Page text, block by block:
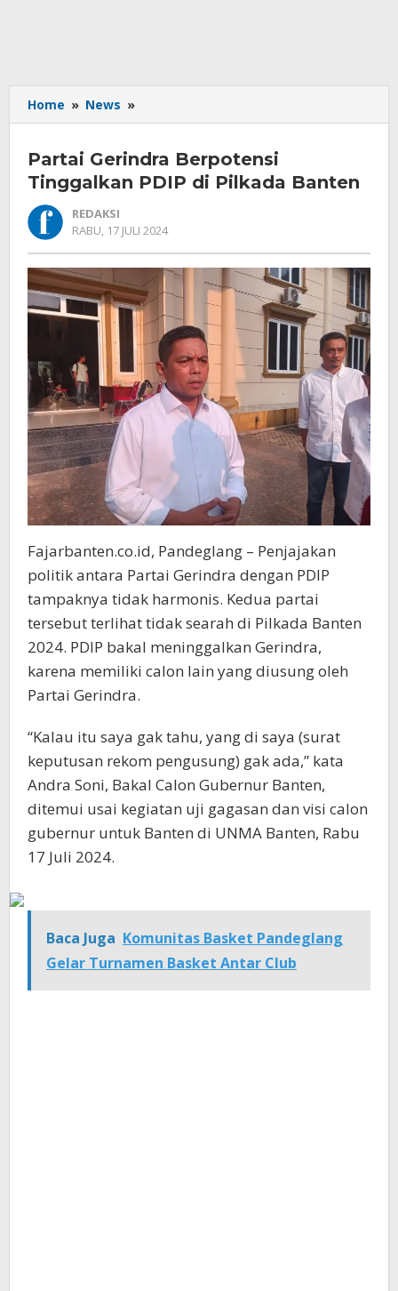
Home » News »
Gerindra
Tinggalkan
PDIP
Banten
Partai Gerindra Berpotensi
Tinggalkan PDIP di Pilkada Banten
REDAKSI
RABU, 17 JULI 2024
Fajarbanten.co.id, Pandeglang – Penjajakan
politik antara Partai Gerindra dengan PDIP
tampaknya tidak harmonis. Kedua partai
tersebut terlihat tidak searah di Pilkada Banten
2024. PDIP bakal meninggalkan Gerindra,
karena memiliki calon lain yang diusung oleh
Partai Gerindra.
“Kalau itu saya gak tahu, yang di saya (surat
keputusan rekom pengusung) gak ada,” kata
Andra Soni, Bakal Calon Gubernur Banten,
ditemui usai kegiatan uji gagasan dan visi calon
gubernur untuk Banten di UNMA Banten, Rabu
17 Juli 2024.
Baca Juga Komunitas Basket Pandeglang
Gelar Turnamen Basket Antar Club